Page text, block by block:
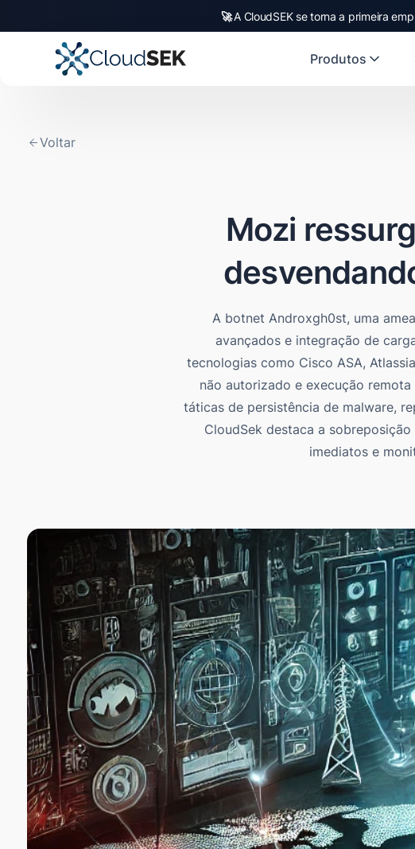
🚀A CloudSEK se torna a primeira
Produtos
Voltar
Mozi
A botnet Androxgh0st, uma
avançados e integração de
tecnologias como Cisco ASA,
não autorizado e execução
táticas de persistência de malware,
CloudSek destaca a
imediatos e